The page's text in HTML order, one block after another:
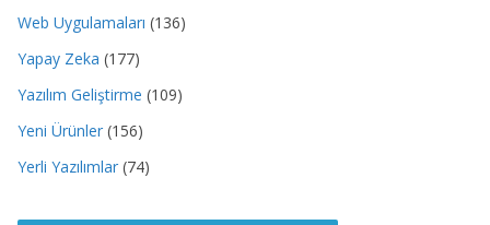
Web Uygulamaları (136)
Yapay Zeka (177)
Yazılım Geliştirme (109)
Yeni Ürünler (156)
Yerli Yazılımlar (74)